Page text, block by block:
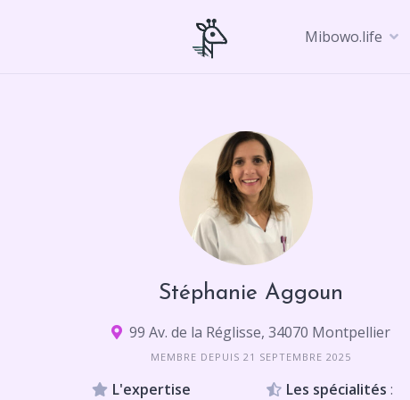
Mibowo.life
Stéphanie Aggoun
99 Av. de la Réglisse, 34070 Montpellier
MEMBRE DEPUIS 21 SEPTEMBRE 2025
L'expertise Les spécialités :